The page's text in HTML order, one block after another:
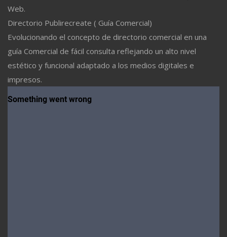
Web.
Directorio Publirecreate ( Guía Comercial)
Evolucionando el concepto de directorio comercial en una
guía Comercial de fácil consulta reflejando un alto nivel
estético y funcional adaptado a los medios digitales e
impresos.